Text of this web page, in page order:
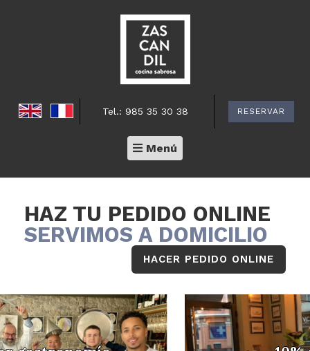
Tel.: 985 35 30 38 RESERVAR
Menú
navigation
HAZ TU PEDIDO ONLINE
SERVIMOS A DOMICILIO
HACER PEDIDO ONLINE